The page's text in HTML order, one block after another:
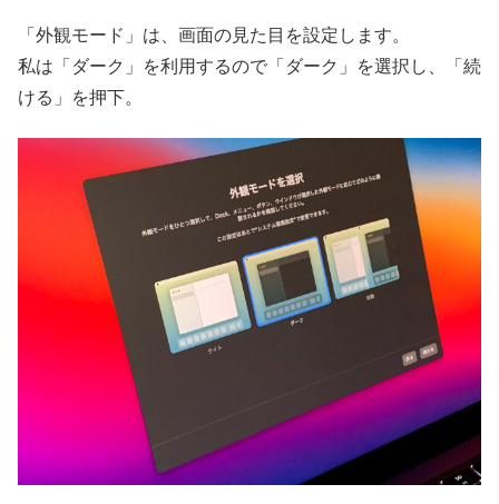
「外観モード」は、画面の見た目を設定します。
私は「ダーク」を利用するので「ダーク」を選択し、「続
ける」を押下。